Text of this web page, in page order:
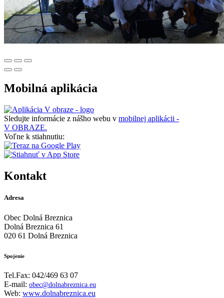
Mobilná aplikácia
Sledujte informácie z nášho webu v mobilnej aplikácii -
V OBRAZE.
Voľne k stiahnutiu:
Kontakt
Adresa
Obec Dolná Breznica
Dolná Breznica 61
020 61 Dolná Breznica
Spojenie
Tel.Fax: 042/469 63 07
E-mail: obec@dolnabreznica.eu
Web: www.dolnabreznica.eu